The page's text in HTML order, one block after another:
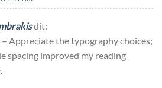
dit:
– Appreciate the typography choices;
spacing improved my reading